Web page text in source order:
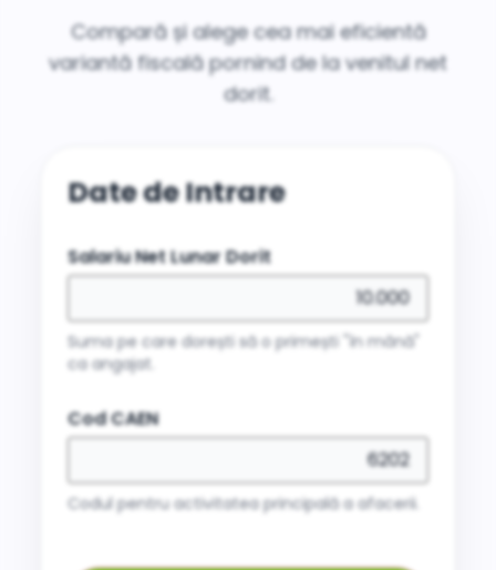
Compară și alege cea mai eficientă
variantă fiscală pornind de la venitul net
dorit.
Date de Intrare
Salariu Net Lunar Dorit
Suma pe care dorești să o primești "în mână"
ca angajat.
Cod CAEN
Codul pentru activitatea principală a afacerii.